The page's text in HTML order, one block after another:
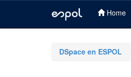
Home
DSpace en ESPOL